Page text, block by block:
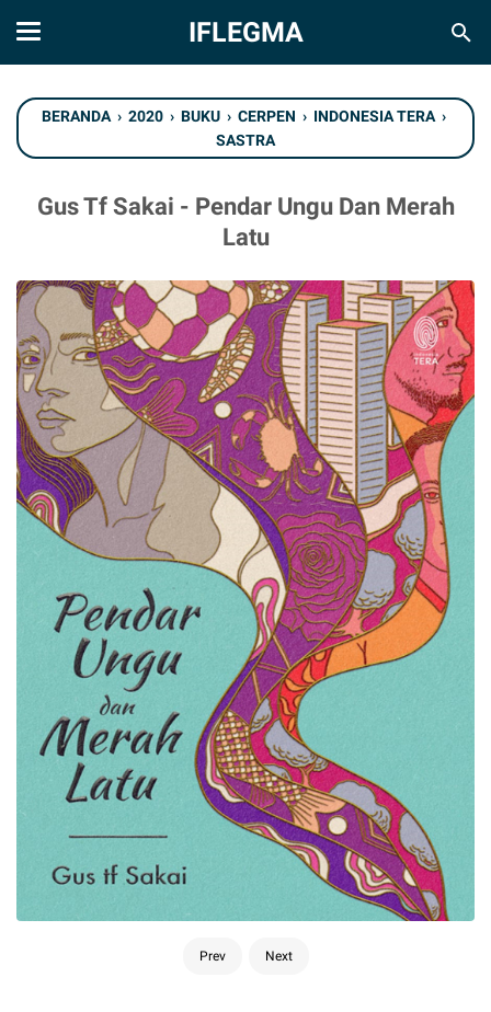
IFLEGMA
BERANDA › 2020 › BUKU › CERPEN › INDONESIA TERA ›
SASTRA
Gus Tf Sakai - Pendar Ungu Dan Merah
Latu
Prev Next